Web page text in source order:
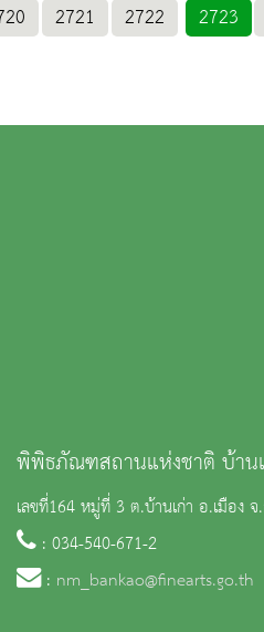
2721 2722 2723
พิพิธภัณฑสถานแห่งชาติ บ้าน
เลขที่164 หมู่ที่ 3 ต.บ้านเก่า อ.เมือง
: 034-540-671-2
: nm_bankao@finearts.go.th